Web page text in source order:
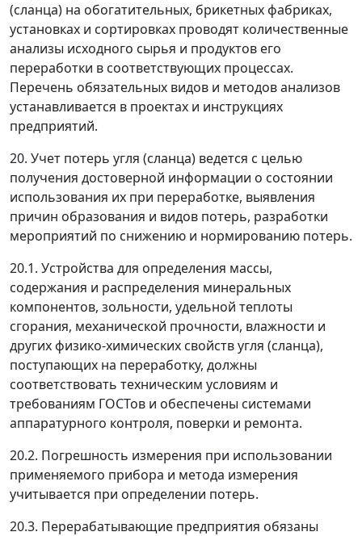
(сланца) на обогатительных, брикетных фабриках,
установках и сортировках проводят количественные
анализы исходного сырья и продуктов его
переработки в соответствующих процессах.
Перечень обязательных видов и методов анализов
устанавливается в проектах и инструкциях
предприятий.
20. Учет потерь угля (сланца) ведется с целью
получения достоверной информации о состоянии
использования их при переработке, выявления
причин образования и видов потерь, разработки
мероприятий по снижению и нормированию потерь.
20.1. Устройства для определения массы,
содержания и распределения минеральных
компонентов, зольности, удельной теплоты
сгорания, механической прочности, влажности и
других физико-химических свойств угля (сланца),
поступающих на переработку, должны
соответствовать техническим условиям и
требованиям ГОСТов и обеспечены системами
аппаратурного контроля, поверки и ремонта.
20.2. Погрешность измерения при использовании
применяемого прибора и метода измерения
учитывается при определении потерь.
20.3. Перерабатывающие предприятия обязаны